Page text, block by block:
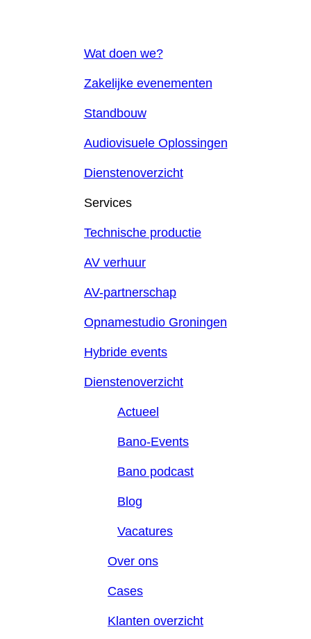
Wat doen we?
Zakelijke evenementen
Standbouw
Audiovisuele Oplossingen
Dienstenoverzicht
Services
Technische productie
AV verhuur
AV-partnerschap
Opnamestudio Groningen
Hybride events
Dienstenoverzicht
Actueel
Bano-Events
Bano podcast
Blog
Vacatures
Over ons
Cases
Klanten overzicht